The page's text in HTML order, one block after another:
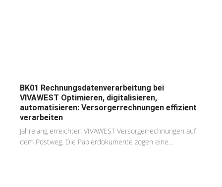
BK01 Rechnungsdatenverarbeitung bei
VIVAWEST Optimieren, digitalisieren,
automatisieren: Versorgerrechnungen effizient
verarbeiten
Jahrelang erreichten VIVAWEST Versorgerrechnungen auf
dem Postweg. Die Papierdokumente zogen eine...